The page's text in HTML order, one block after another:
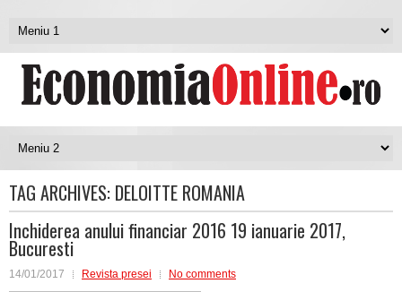
TAG ARCHIVES: DELOITTE ROMANIA
Inchiderea anului financiar 2016 19 ianuarie 2017,
Bucuresti
14/01/2017 Revista presei No comments